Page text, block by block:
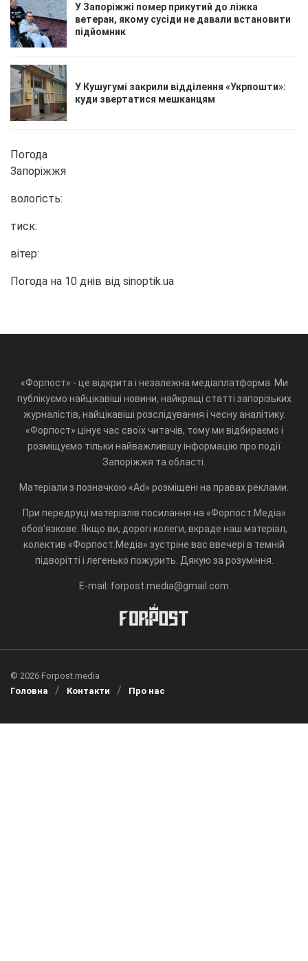
У Запоріжжі помер прикутий до ліжка
ветеран, якому сусіди не давали встановити
підйомник
У Кушугумі закрили відділення «Укрпошти»:
куди звертатися мешканцям
Погода
Запоріжжя
вологість:
тиск:
вітер:
Погода на 10 днів від sinoptik.ua
«Форпост» - це відкрита і незалежна медіаплатформа. Ми
публікуємо найцікавіші новини, найкращі статті запорізьких
журналістів, найцікавіші розслідування і чесну аналітику.
«Форпост» цінує час своїх читачів, тому ми відбираємо і
розміщуємо тільки найважливішу інформацію про події
Запоріжжя та області.
Матеріали з позначкою «Ad» розміщені на правах реклами.
При передруці матеріалів посилання на «Форпост.Медіа»
обов'язкове. Якщо ви, дорогі колеги, вкраде наш матеріал,
колектив «Форпост.Медіа» зустріне вас ввечері в темній
підворітті і легенько пожурить. Дякую за розуміння.
E-mail: forpost.media@gmail.com
© 2026 Forpost.media
Головна
Контакти Про нас